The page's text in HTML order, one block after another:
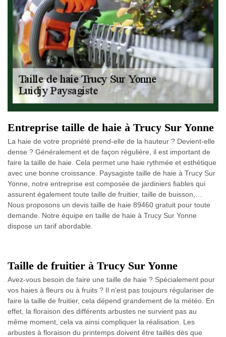
Entreprise taille de haie à Trucy Sur Yonne
La haie de votre propriété prend-elle de la hauteur ? Devient-elle
dense ? Généralement et de façon régulière, il est important de
faire la taille de haie. Cela permet une haie rythmée et esthétique
avec une bonne croissance. Paysagiste taille de haie à Trucy Sur
Yonne, notre entreprise est composée de jardiniers fiables qui
assurent également toute taille de fruitier, taille de buisson,…
Nous proposons un devis taille de haie 89460 gratuit pour toute
demande. Notre équipe en taille de haie à Trucy Sur Yonne
dispose un tarif abordable.
Taille de fruitier à Trucy Sur Yonne
Avez-vous besoin de faire une taille de haie ? Spécialement pour
vos haies à fleurs ou à fruits ? Il n’est pas toujours régulariser de
faire la taille de fruitier, cela dépend grandement de la météo. En
effet, la floraison des différents arbustes ne survient pas au
même moment, cela va ainsi compliquer la réalisation. Les
arbustes à floraison du printemps doivent être taillés dès que